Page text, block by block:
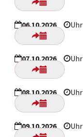
06.10.2026 Uhr
07.10.2026 Uhr
08.10.2026 Uhr
09.10.2026 Uhr